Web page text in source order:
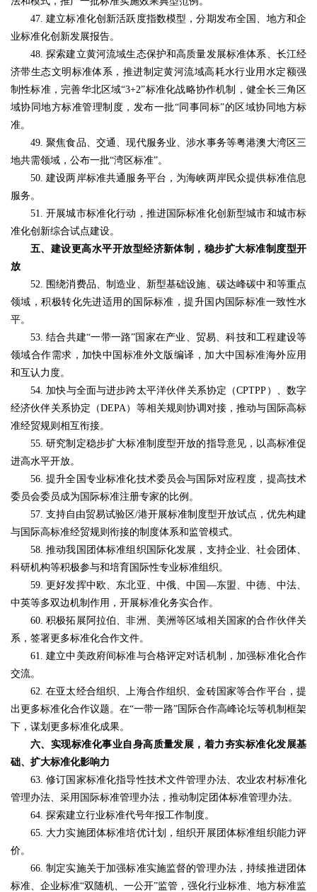
47. 建立标准化创新活跃度指数模型，分期发布全国、地方和企
业标准化创新发展报告。
48. 探索建立黄河流域生态保护和高质量发展标准体系、长江经
济带生态文明标准体系，推进制定黄河流域高耗水行业用水定额强
制性标准，完善华北区域“3+2”标准化战略协作机制，健全长三角区
域协同地方标准管理制度，发布一批“同事同标”的区域协同地方标
准。
49. 聚焦食品、交通、现代服务业、涉水事务等粤港澳大湾区三
地共需领域，公布一批“湾区标准”。
50. 建设两岸标准共通服务平台，为海峡两岸民众提供标准信息
服务。
51. 开展城市标准化行动，推进国际标准化创新型城市和城市标
准化创新综合试点建设。
五、建设更高水平开放型经济新体制，稳步扩大标准制度型开
放
52. 围绕消费品、制造业、新型基础设施、碳达峰碳中和等重点
领域，积极转化先进适用的国际标准，提升国内国际标准一致性水
平。
53. 结合共建“一带一路”国家在产业、贸易、科技和工程建设等
领域合作需求，加快中国标准外文版编译，加大中国标准海外应用
和互认力度。
54. 加快与全面与进步跨太平洋伙伴关系协定（CPTPP）、数字
经济伙伴关系协定（DEPA）等相关规则协调对接，推动与国际高标
准经贸规则相互衔接。
55. 研究制定稳步扩大标准制度型开放的指导意见，以高标准促
进高水平开放。
56. 提升全国专业标准化技术委员会与国际对应程度，提高技术
委员会委员成为国际标准注册专家的比例。
57. 支持自由贸易试验区/港开展标准制度型开放试点，优先构建
与国际高标准经贸规则衔接的制度体系和监管模式。
58. 推动我国团体标准组织国际化发展，支持企业、社会团体、
科研机构等积极参与和培育国际性专业标准组织。
59. 更好发挥中欧、东北亚、中俄、中国—东盟、中德、中法、
中英等多双边机制作用，开展标准化务实合作。
60. 积极拓展阿拉伯、非洲、美洲等区域相关国家的合作伙伴关
系，签署更多标准化合作文件。
61. 建立中美政府间标准与合格评定对话机制，加强标准化合作
交流。
62. 在亚太经合组织、上海合作组织、金砖国家等合作平台，提
出更多标准化合作议题。在“一带一路”国际合作高峰论坛等机制框架
下，谋划更多标准化成果。
六、实现标准化事业自身高质量发展，着力夯实标准化发展基
础、扩大标准化影响力
63. 修订国家标准化指导性技术文件管理办法、农业农村标准化
管理办法、采用国际标准管理办法，推动制定团体标准管理办法。
64. 探索建立行业标准代号年报工作制度。
65. 大力实施团体标准培优计划，组织开展团体标准组织能力评
价。
66. 制定实施关于加强标准实施监督的管理办法，持续推进团体
标准、企业标准“双随机、一公开”监管，强化行业标准、地方标准监